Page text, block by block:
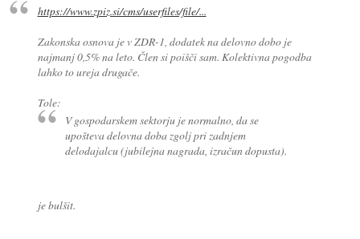
https://www.zpiz.si/cms/userfiles/file/...
Zakonska osnova je v ZDR-1, dodatek na delovno dobo je
najmanj 0,5% na leto. Člen si poišči sam. Kolektivna pogodba
lahko to ureja drugače.
Tole:
V gospodarskem sektorju je normalno, da se
upošteva delovna doba zgolj pri zadnjem
delodajalcu (jubilejna nagrada, izračun dopusta).
je bulšit.